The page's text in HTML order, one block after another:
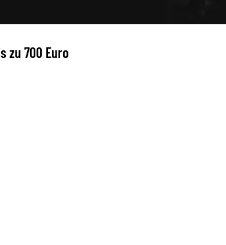
zu 700 Euro